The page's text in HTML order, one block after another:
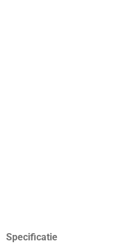
Specificatie